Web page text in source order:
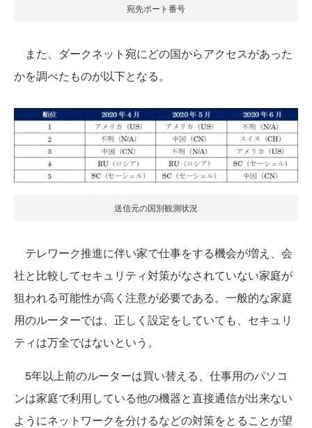
宛先ポート番号
また、ダークネット宛にどの国からアクセスがあった
かを調べたものが以下となる。
送信元の国別観測状況
テレワーク推進に伴い家で仕事をする機会が増え、会
社と比較してセキュリティ対策がなされていない家庭が
狙われる可能性が高く注意が必要である。一般的な家庭
用のルーターでは、正しく設定をしていても、セキュリ
ティは万全ではないという。
5年以上前のルーターは買い替える、仕事用のパソコ
ンは家庭で利用している他の機器と直接通信が出来ない
ようにネットワークを分けるなどの対策をとることが望